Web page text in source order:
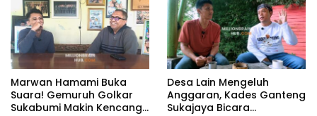
Marwan Hamami Buka
Suara! Gemuruh Golkar
Sukabumi Makin Kencang,
Desa Lain Mengeluh
Anggaran, Kades Ganteng
Sukajaya Bicara